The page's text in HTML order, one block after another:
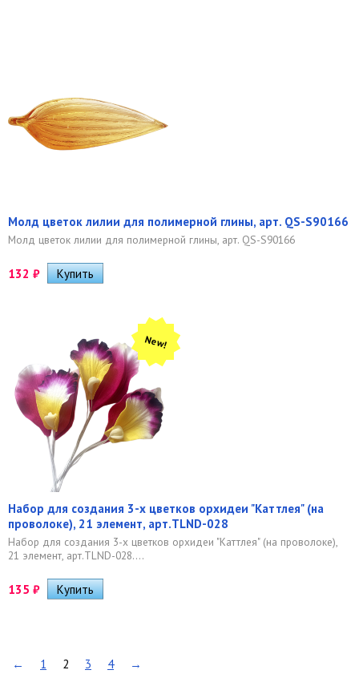
Молд цветок лилии для полимерной глины, арт. QS-S90166
Молд цветок лилии для полимерной глины, арт. QS-S90166
132 ₽
New!
Набор для создания 3-х цветков орхидеи "Каттлея" (на
проволоке), 21 элемент, арт.TLND-028
Набор для создания 3-х цветков орхидеи "Каттлея" (на проволоке),
21 элемент, арт.TLND-028....
135 ₽
← 1 2 3 4 →